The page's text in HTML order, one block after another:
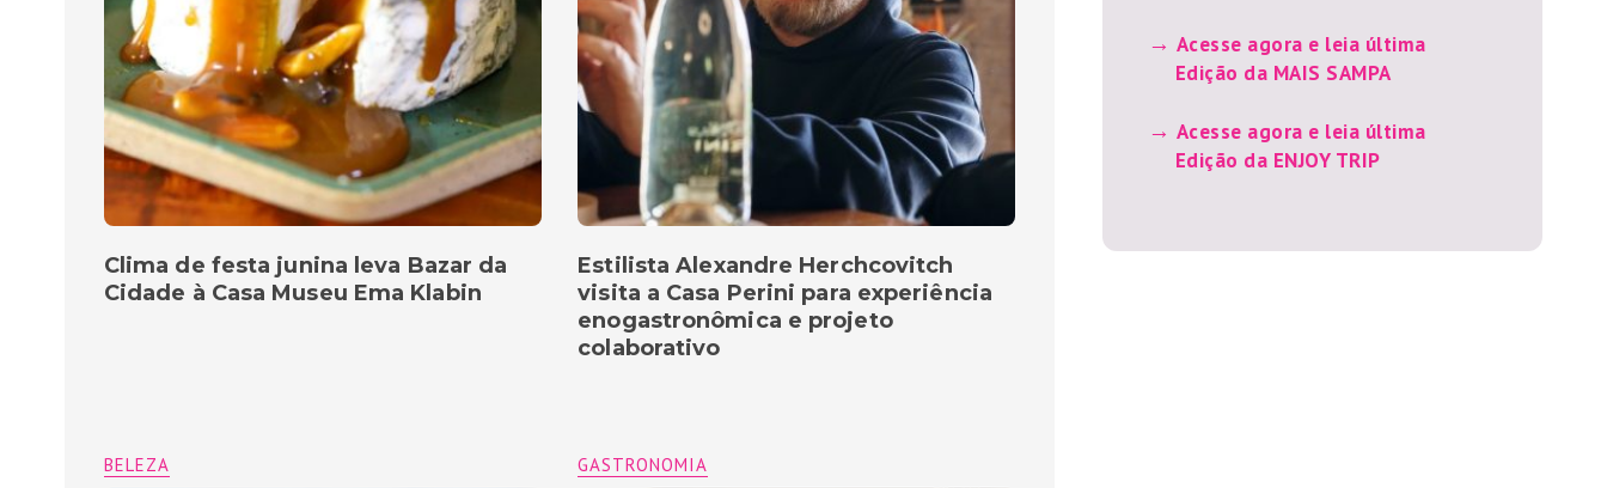
Estilista Alexandre Herchcovitch
visita a Casa Perini para experiência
enogastronômica e projeto
colaborativo
Clima de festa junina leva Bazar da
Cidade à Casa Museu Ema Klabin
GASTRONOMIA
BELEZA
Acesse agora e leia última
Edição da MAIS SAMPA
Acesse agora e leia última
Edição da ENJOY TRIP